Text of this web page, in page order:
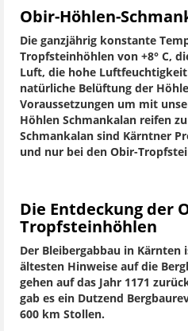
Obir-Höhlen-
Die ganzjährig konstante
Tropfsteinhöhlen von +8° C,
Luft, die hohe
natürliche Belüftung der
Voraussetzungen um mit
Höhlen Schmankalan reifen
Schmankalan sind Kärntner
und nur bei den Obir-
Die Entdeckung der
Tropfsteinhöhlen
Der Bleibergabbau in Kärnten
ältesten Hinweise auf die
gehen auf das Jahr 1171
gab es ein Dutzend
600 km Stollen.